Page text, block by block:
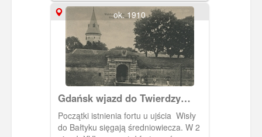
ok. 1910
Gdańsk wjazd do Twierdzy
Wisłoujście, Danzig Eingang
zur Festung Weichselmünde
Początki istnienia fortu u ujścia Wisły
do Bałtyku sięgają średniowiecza. W 2